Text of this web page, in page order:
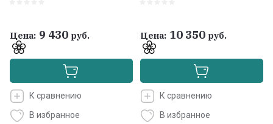
Цена: 9 430 руб.
К сравнению
В избранное
Цена: 10 350 руб.
К сравнению
В избранное